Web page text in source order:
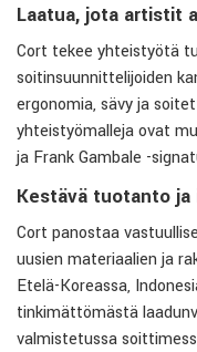
Laatua, jota artistit
Cort tekee yhteistyötä
soitinsuunnittelijoiden
ergonomia, sävy ja
yhteistyömalleja ovat
ja Frank Gambale -
Kestävä tuotanto ja
Cort panostaa
uusien materiaalien ja
Etelä-Koreassa,
tinkimättömästä
valmistetussa